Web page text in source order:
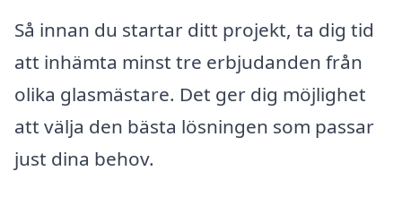
Så innan du startar ditt projekt, ta dig tid
att inhämta minst tre erbjudanden från
olika glasmästare. Det ger dig möjlighet
att välja den bästa lösningen som passar
just dina behov.